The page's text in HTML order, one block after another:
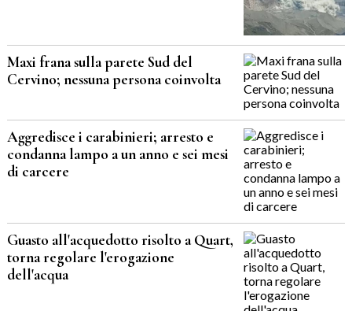
Maxi frana sulla parete Sud del
Cervino; nessuna persona coinvolta
Aggredisce i carabinieri; arresto e
condanna lampo a un anno e sei mesi
di carcere
Guasto all'acquedotto risolto a Quart,
torna regolare l'erogazione
dell'acqua